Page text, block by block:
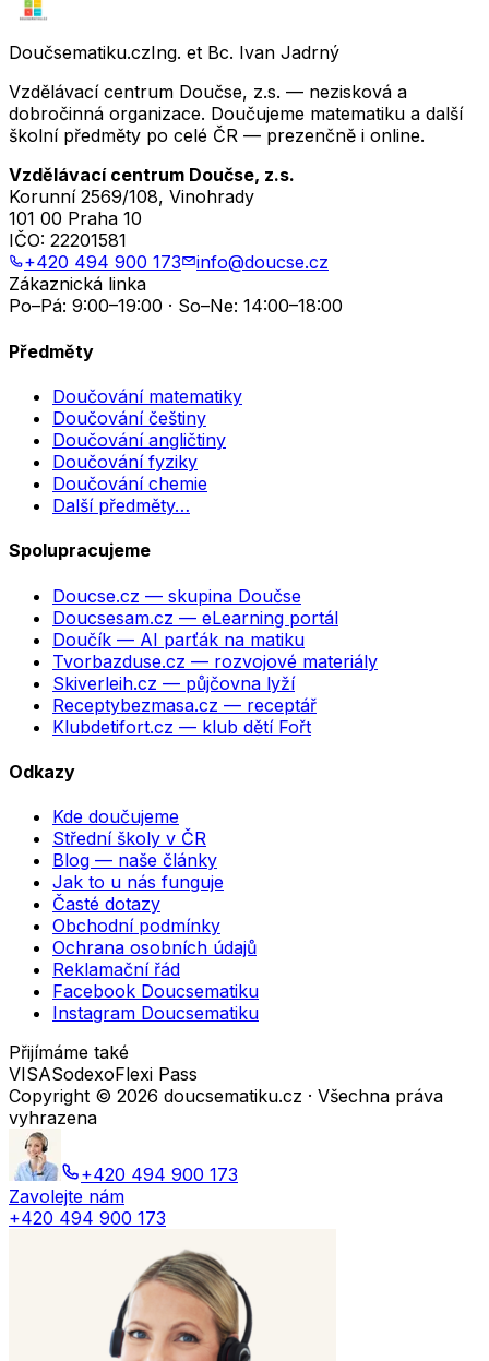
Doučsematiku.czIng. et Bc. Ivan Jadrný
Vzdělávací centrum Doučse, z.s. — nezisková a
dobročinná organizace. Doučujeme matematiku a další
školní předměty po celé ČR — prezenčně i online.
Vzdělávací centrum Doučse, z.s.
Korunní 2569/108, Vinohrady
101 00 Praha 10
IČO: 22201581
+420 494 900 173
info@doucse.cz
Zákaznická linka
Po–Pá: 9:00–19:00 · So–Ne: 14:00–18:00
Předměty
Doučování matematiky
Doučování češtiny
Doučování angličtiny
Doučování fyziky
Doučování chemie
Další předměty…
Spolupracujeme
Doucse.cz — skupina Doučse
Doucsesam.cz — eLearning portál
Doučík — AI parťák na matiku
Tvorbazduse.cz — rozvojové materiály
Skiverleih.cz — půjčovna lyží
Receptybezmasa.cz — receptář
Klubdetifort.cz — klub dětí Fořt
Odkazy
Kde doučujeme
Střední školy v ČR
Blog — naše články
Jak to u nás funguje
Časté dotazy
Obchodní podmínky
Ochrana osobních údajů
Reklamační řád
Facebook Doucsematiku
Instagram Doucsematiku
Přijímáme také
VISASodexoFlexi Pass
Copyright © 2026 doucsematiku.cz · Všechna práva
vyhrazena
+420 494 900 173
Zavolejte nám
+420 494 900 173